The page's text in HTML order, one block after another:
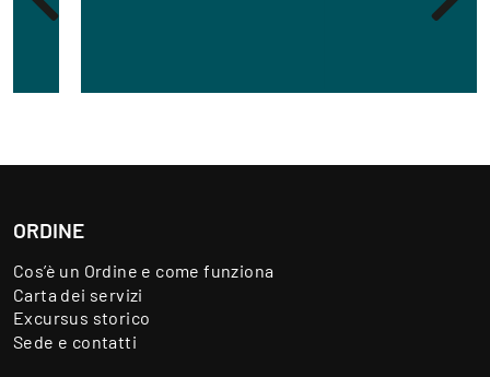
ORDINE
Cos’è un Ordine e come funziona
Carta dei servizi
Excursus storico
Sede e contatti